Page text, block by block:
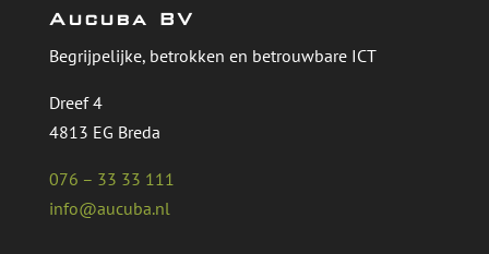
Aucuba BV
Begrijpelijke, betrokken en betrouwbare ICT
Dreef 4
4813 EG Breda
076 – 33 33 111
info@aucuba.nl